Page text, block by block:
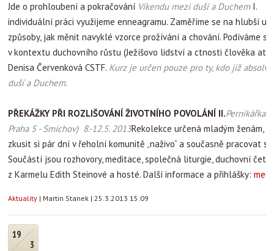
Jde o prohloubení a pokračování Víkendu mezi duší a DuchemI.
individuální práci využijeme enneagramu. Zaměříme se na hlubší
způsoby, jak měnit navyklé vzorce prožívání a chování. Podíváme
v kontextu duchovního růstu (Ježíšovo lidství a ctnosti člověka
Denisa Červenková CSTF. Kurz je určen pouze pro ty, kdo již
duší a Duchem.
PŘEKÁŽKY PŘI ROZLIŠOVÁNÍ ŽIVOTNÍHO POVOLÁNÍ II.Pernikářka
Praha 5 - Smíchov) 8.-12.5. 2013Rekolekce určená mladým ženám,
zkusit si pár dní v řeholní komunitě „naživo“ a současně pracovat
Součástí jsou rozhovory, meditace, společná liturgie, duchovní
z Karmelu Edith Steinové a hosté. Další informace a přihlášky:
Aktuality | Martin Stanek | 25.3.2013 15:09
19
3